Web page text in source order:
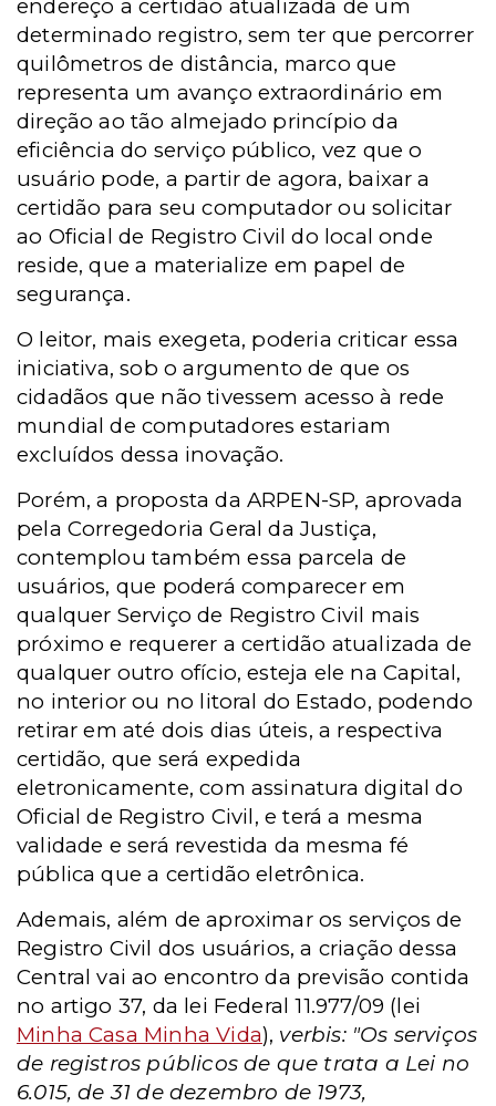
endereço a certidão atualizada de um
determinado registro, sem ter que percorrer
quilômetros de distância, marco que
representa um avanço extraordinário em
direção ao tão almejado princípio da
eficiência do serviço público, vez que o
usuário pode, a partir de agora, baixar a
certidão para seu computador ou solicitar
ao Oficial de Registro Civil do local onde
reside, que a materialize em papel de
segurança.
O leitor, mais exegeta, poderia criticar essa
iniciativa, sob o argumento de que os
cidadãos que não tivessem acesso à rede
mundial de computadores estariam
excluídos dessa inovação.
Porém, a proposta da ARPEN-SP, aprovada
pela Corregedoria Geral da Justiça,
contemplou também essa parcela de
usuários, que poderá comparecer em
qualquer Serviço de Registro Civil mais
próximo e requerer a certidão atualizada de
qualquer outro ofício, esteja ele na Capital,
no interior ou no litoral do Estado, podendo
retirar em até dois dias úteis, a respectiva
certidão, que será expedida
eletronicamente, com assinatura digital do
Oficial de Registro Civil, e terá a mesma
validade e será revestida da mesma fé
pública que a certidão eletrônica.
Ademais, além de aproximar os serviços de
Registro Civil dos usuários, a criação dessa
Central vai ao encontro da previsão contida
no artigo 37, da lei Federal 11.977/09 (lei
Minha Casa Minha Vida), verbis: "Os serviços
de registros públicos de que trata a Lei no
6.015, de 31 de dezembro de 1973,